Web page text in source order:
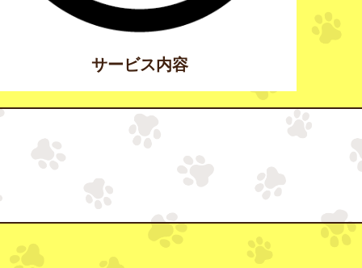
サービス内容